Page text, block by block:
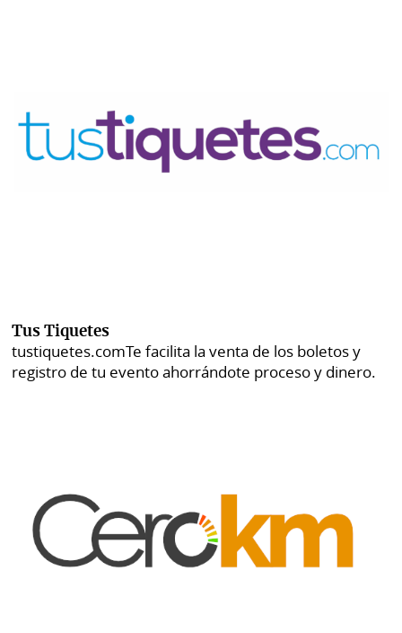
Tus Tiquetes
tustiquetes.comTe facilita la venta de los boletos y
registro de tu evento ahorrándote proceso y dinero.